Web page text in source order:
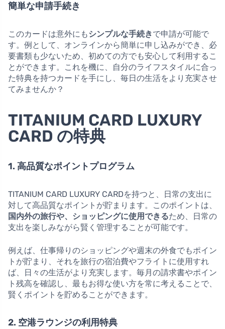
簡単な申請手続き
このカードは意外にもシンプルな手続きで申請が可能で
す。例として、オンラインから簡単に申し込みができ、必
要書類も少ないため、初めての方でも安心して利用するこ
とができます。これを機に、自分のライフスタイルに合っ
た特典を持つカードを手にし、毎日の生活をより充実させ
てみませんか？
TITANIUM CARD LUXURY
CARD の特典
1. 高品質なポイントプログラム
TITANIUM CARD LUXURY CARDを持つと、日常の支出に
対して高品質なポイントが貯まります。このポイントは、
国内外の旅行や、ショッピングに使用できるため、日常の
支出を楽しみながら賢く管理することが可能です。
例えば、仕事帰りのショッピングや週末の外食でもポイン
トが貯まり、それを旅行の宿泊費やフライトに使用すれ
ば、日々の生活がより充実します。毎月の請求書やポイン
ト残高を確認し、最もお得な使い方を常に考えることで、
賢くポイントを貯めることができます。
2. 空港ラウンジの利用特典